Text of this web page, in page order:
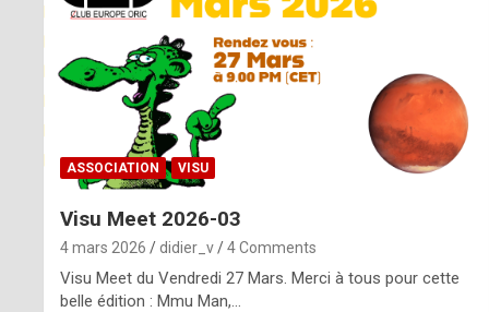
ASSOCIATION VISU
Visu Meet 2026-03
4 mars 2026 didier_v 4 Comments
Visu Meet du Vendredi 27 Mars. Merci à tous pour cette
belle édition : Mmu Man,…